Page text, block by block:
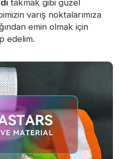
takmak gibi güzel
varış noktalarımıza
emin olmak için
edelim.